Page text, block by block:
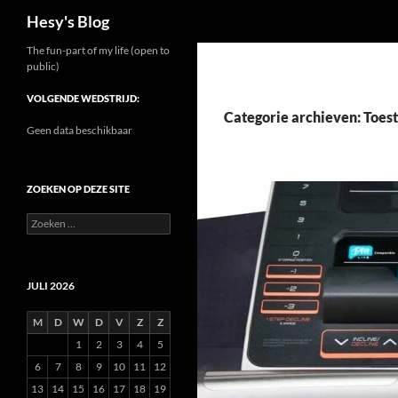
Hesy's Blog
Categorie archieven:
The fun-part of my life (open to
public)
VOLGENDE WEDSTRIJD:
Geen data beschikbaar
ZOEKEN OP DEZE SITE
Zoeken
naar:
JULI 2026
M D W D V Z
Z
1
2 3 4
5
6
7 8 9 10 11
12
13
14 15 16 17 18
19